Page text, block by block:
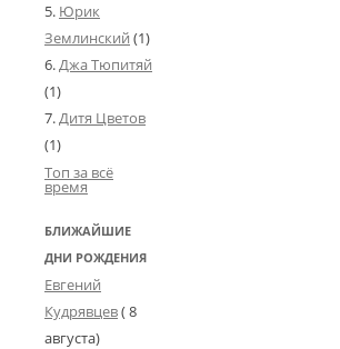
Юрик
Землинский (1)
Джа Тюпитяй
(1)
Дитя Цветов
(1)
Топ за всё
время
БЛИЖАЙШИЕ
ДНИ РОЖДЕНИЯ
Евгений
Кудрявцев( 8
августа)